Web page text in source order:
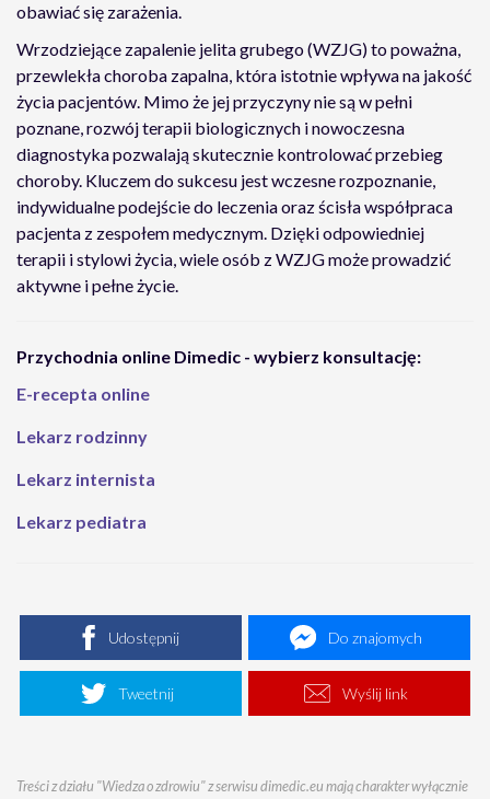
obawiać się zarażenia.
Wrzodziejące zapalenie jelita grubego (WZJG) to poważna,
przewlekła choroba zapalna, która istotnie wpływa na jakość
życia pacjentów. Mimo że jej przyczyny nie są w pełni
poznane, rozwój terapii biologicznych i nowoczesna
diagnostyka pozwalają skutecznie kontrolować przebieg
choroby. Kluczem do sukcesu jest wczesne rozpoznanie,
indywidualne podejście do leczenia oraz ścisła współpraca
pacjenta z zespołem medycznym. Dzięki odpowiedniej
terapii i stylowi życia, wiele osób z WZJG może prowadzić
aktywne i pełne życie.
Przychodnia online Dimedic - wybierz konsultację:
E-recepta online
Lekarz rodzinny
Lekarz internista
Lekarz pediatra
Udostępnij Do znajomych
Tweetnij Wyślij link
Treści z działu "Wiedza o zdrowiu" z serwisu dimedic.eu mają charakter wyłącznie